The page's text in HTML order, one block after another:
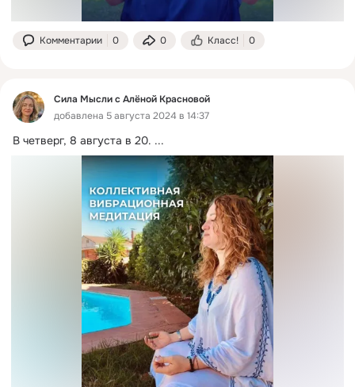
Комментарии 0 0 Класс! 0
Сила Мысли с Алёной Красновой
добавлена 5 августа 2024 в 14:37
В четверг, 8 августа в 20. ...